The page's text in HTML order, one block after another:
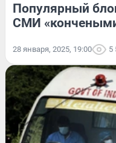
Популярный
СМИ
28 января, 2025, 19:00 5